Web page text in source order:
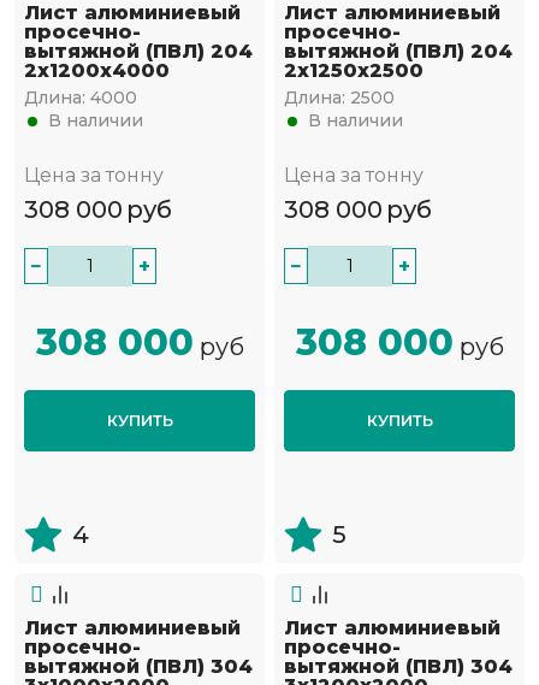
Лист алюминиевый
просечно-
вытяжной (ПВЛ) 204
2х1200х4000
Длина: 4000
В наличии
Цена за тонну
308 000 руб
− +
308 000 руб
КУПИТЬ
4
Лист алюминиевый
просечно-
вытяжной (ПВЛ) 204
2х1250х2500
Длина: 2500
В наличии
Цена за тонну
308 000 руб
− +
308 000 руб
КУПИТЬ
5
Лист алюминиевый
просечно-
вытяжной (ПВЛ) 304
Лист алюминиевый
просечно-
вытяжной (ПВЛ) 304